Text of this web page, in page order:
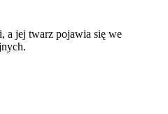
a jej twarz pojawia się we